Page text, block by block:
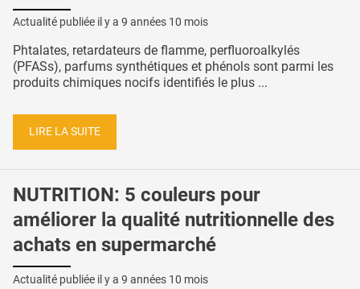
Actualité publiée il y a 9 années 10 mois
Phtalates, retardateurs de flamme, perfluoroalkylés
(PFASs), parfums synthétiques et phénols sont parmi les
produits chimiques nocifs identifiés le plus ...
LIRE LA SUITE
NUTRITION: 5 couleurs pour
améliorer la qualité nutritionnelle des
achats en supermarché
Actualité publiée il y a 9 années 10 mois